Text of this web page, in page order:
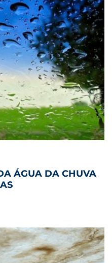
ÁGUA DA CHUVA